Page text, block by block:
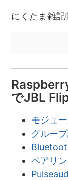
にくたま雑
でJBL
モジュ
グルー
ペアリ